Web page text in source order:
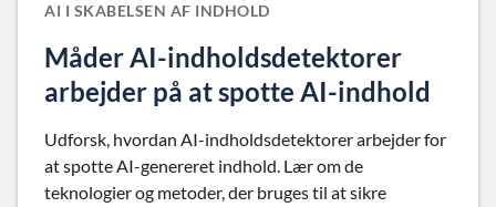
AI I SKABELSEN AF INDHOLD
Måder AI-indholdsdetektorer
arbejder på at spotte AI-indhold
Udforsk, hvordan AI-indholdsdetektorer arbejder for
at spotte AI-genereret indhold. Lær om de
teknologier og metoder, der bruges til at sikre